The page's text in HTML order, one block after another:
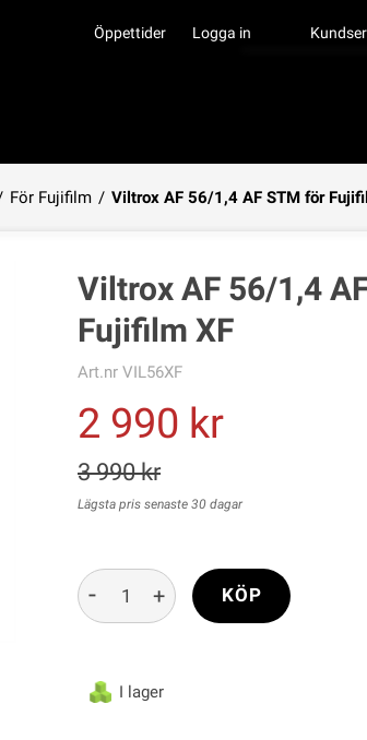
Öppettider Ångra köp
Logga in
För Fujifilm / Viltrox AF 56/1,4 AF STM för
Viltrox AF 56/1,4
Fujifilm XF
Art.nr VIL56XF
2 990
3 990
Lägsta pris senaste 30 dagar
I lager
- + KÖP